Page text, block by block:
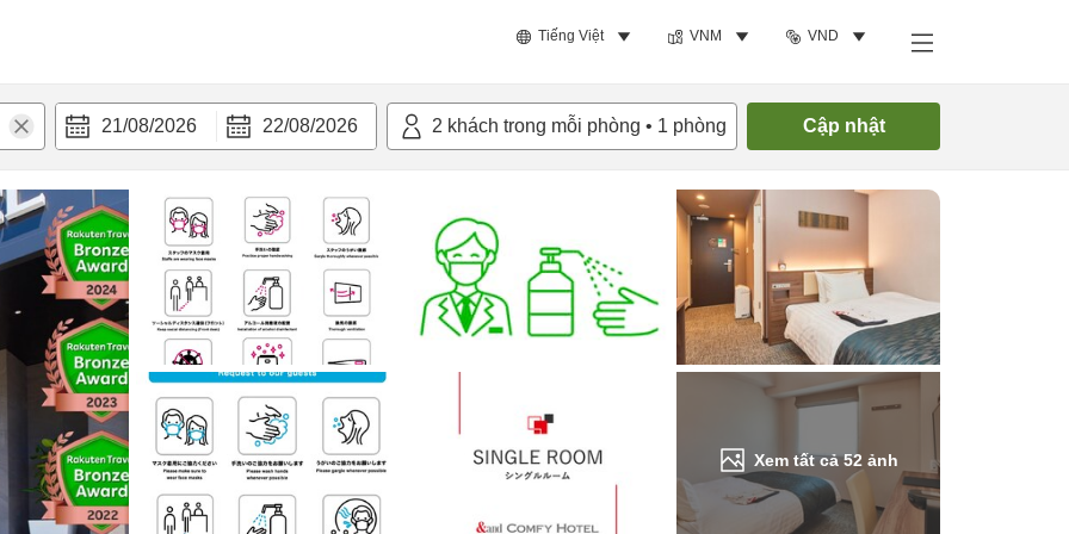
Tiếng Việt VNM VND
21/08/2026 22/08/2026 2 khách trong mỗi phòng • 1 phòng Cập nhật
Xem tất cả52 ảnh
bật Tiện nghi Tìm phòng trống